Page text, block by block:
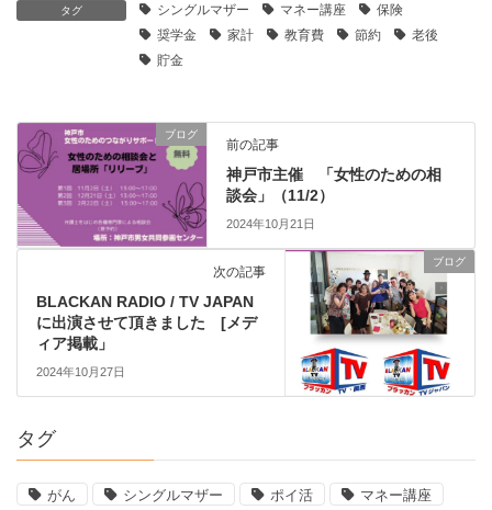
タグ シングルマザー マネー講座
保険
奨学金
家計 教育費 節約
老後
貯金
ブログ
前の記事
神戸市主催 「女性のための相
談会」（11/2）
2024年10月21日
ブログ
次の記事
BLACKAN RADIO / TV JAPAN
に出演させて頂きました [メデ
ィア掲載」
2024年10月27日
タグ
がん シングルマザー ポイ活 マネー講座